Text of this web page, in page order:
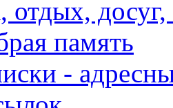
отдых,
память
-